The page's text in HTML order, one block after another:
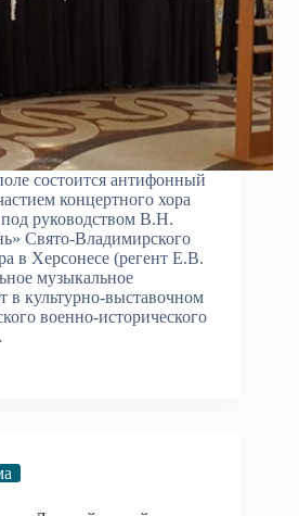
состоится антифонный
концертного хора
руководством В.Н.
Свято-Владимирского
в Херсонесе (регент Е.В.
музыкальное
в культурно-выставочном
военно-исторического